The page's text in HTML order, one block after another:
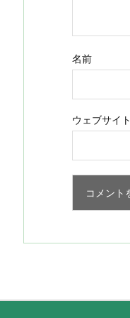
名前
ウェブサイト